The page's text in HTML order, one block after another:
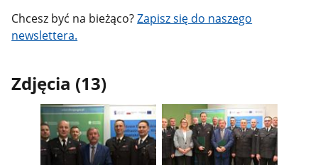
Chcesz być na bieżąco?Zapisz się do naszego
newslettera.
Zdjęcia (13)